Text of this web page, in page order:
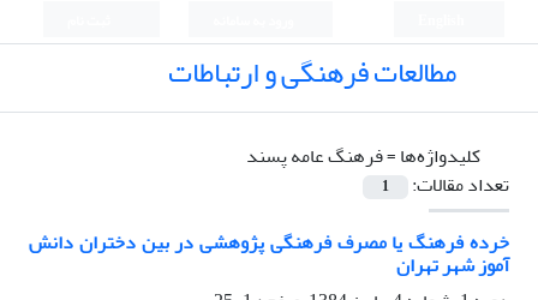
مطالعات فرهنگی و ارتباطات
کلیدواژه‌ها =فرهنگ عامه پسند
تعداد مقالات:
1
خرده فرهنگ یا مصرف فرهنگی پژوهشی در بین دختران دانش
آموز شهر تهران